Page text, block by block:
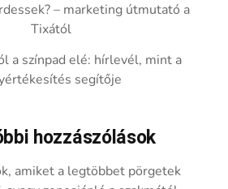
– marketing útmutató a
Tixától
a színpad elé: hírlevél, mint a
segítője
hozzászólások
amiket a legtöbbet pörgetek